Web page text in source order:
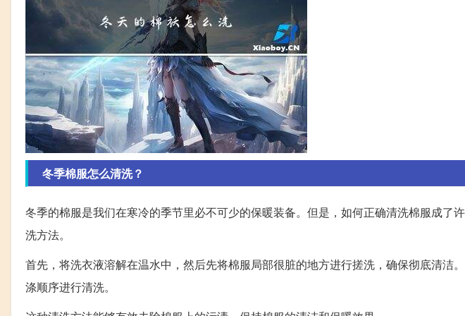
冬季棉服怎么清洗？
冬季的棉服是我们在寒冷的季节里必不可少的保暖装备。但是，如何正确清洗棉服成了
洗方法。
首先，将洗衣液溶解在温水中，然后先将棉服局部很脏的地方进行搓洗，确保彻底清洁
涤顺序进行清洗。